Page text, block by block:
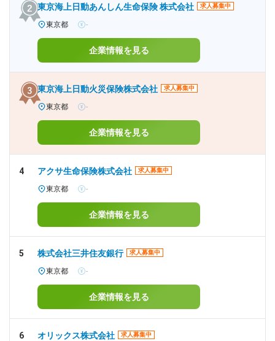
東京海上日動あんしん生命保険 株式会社 求人募集中
東京都 -
企業情報を見る
東京海上日動火災保険株式会社 求人募集中
東京都 -
企業情報を見る
4 アクサ生命保険株式会社 求人募集中
東京都 -
企業情報を見る
5 株式会社三井住友銀行 求人募集中
東京都 -
企業情報を見る
6 オリックス株式会社 求人募集中